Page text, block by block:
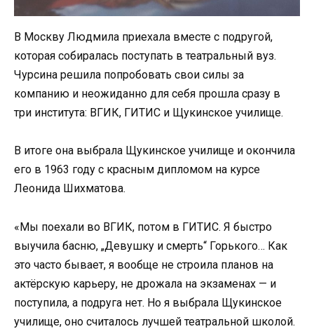
В Москву Людмила приехала вместе с подругой,
которая собиралась поступать в театральный вуз.
Чурсина решила попробовать свои силы за
компанию и неожиданно для себя прошла сразу в
три института: ВГИК, ГИТИС и Щукинское училище.
В итоге она выбрала Щукинское училище и окончила
его в 1963 году с красным дипломом на курсе
Леонида Шихматова.
«Мы поехали во ВГИК, потом в ГИТИС. Я быстро
выучила басню, „Девушку и смерть“ Горького… Как
это часто бывает, я вообще не строила планов на
актёрскую карьеру, не дрожала на экзаменах — и
поступила, а подруга нет. Но я выбрала Щукинское
училище, оно считалось лучшей театральной школой.